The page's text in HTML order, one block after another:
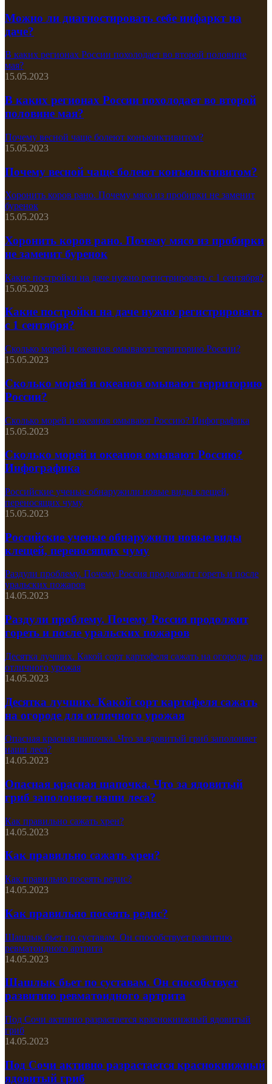
Можно ли диагностировать себе инфаркт на
даче?
В каких регионах России похолодает во второй половине
мая?
15.05.2023
В каких регионах России похолодает во второй
половине мая?
Почему весной чаще болеют конъюнктивитом?
15.05.2023
Почему весной чаще болеют конъюнктивитом?
Хоронить коров рано. Почему мясо из пробирки не заменит
буренок
15.05.2023
Хоронить коров рано. Почему мясо из пробирки
не заменит буренок
Какие постройки на даче нужно регистрировать с 1 сентября?
15.05.2023
Какие постройки на даче нужно регистрировать
с 1 сентября?
Сколько морей и океанов омывают территорию России?
15.05.2023
Сколько морей и океанов омывают территорию
России?
Сколько морей и океанов омывают Россию? Инфографика
15.05.2023
Сколько морей и океанов омывают Россию?
Инфографика
Российские ученые обнаружили новые виды клещей,
переносящих чуму
15.05.2023
Российские ученые обнаружили новые виды
клещей, переносящих чуму
Раздули проблему. Почему Россия продолжит гореть и после
уральских пожаров
14.05.2023
Раздули проблему. Почему Россия продолжит
гореть и после уральских пожаров
Десятка лучших. Какой сорт картофеля сажать на огороде для
отличного урожая
14.05.2023
Десятка лучших. Какой сорт картофеля сажать
на огороде для отличного урожая
Опасная красная шапочка. Что за ядовитый гриб заполоняет
наши леса?
14.05.2023
Опасная красная шапочка. Что за ядовитый
гриб заполоняет наши леса?
Как правильно сажать хрен?
14.05.2023
Как правильно сажать хрен?
Как правильно посеять редис?
14.05.2023
Как правильно посеять редис?
Шашлык бьет по суставам. Он способствует развитию
ревматоидного артрита
14.05.2023
Шашлык бьет по суставам. Он способствует
развитию ревматоидного артрита
Под Сочи активно разрастается краснокнижный ядовитый
гриб
14.05.2023
Под Сочи активно разрастается краснокнижный
ядовитый гриб